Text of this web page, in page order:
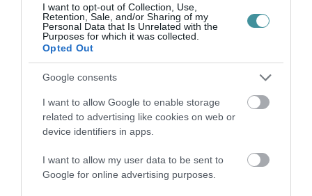
I want to opt-out of Collection, Use,
Retention, Sale, and/or Sharing of my
Personal Data that Is Unrelated with the
Purposes for which it was collected.
Opted Out
Google consents
I want to allow Google to enable storage
related to advertising like cookies on web or
device identifiers in apps.
I want to allow my user data to be sent to
Google for online advertising purposes.
TELJES SZAKÍTÁS JÖN A...
2026. augusztus 08 Mindenki ügye
TATA ELBŰVÖLŐ LÁTVÁNYOSSÁGAI,
AMIKÉRT ÉRDEMES MEGNÉZNI